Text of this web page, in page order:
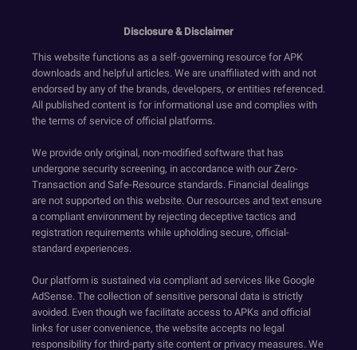
Disclosure & Disclaimer
This website functions as a self-governing resource for APK
downloads and helpful articles. We are unaffiliated with and not
endorsed by any of the brands, developers, or entities referenced.
All published content is for informational use and complies with
the terms of service of official platforms.
We provide only original, non-modified software that has
undergone security screening, in accordance with our Zero-
Transaction and Safe-Resource standards. Financial dealings
are not supported on this website. Our resources and text ensure
a compliant environment by rejecting deceptive tactics and
registration requirements while upholding secure, official-
standard experiences.
Our platform is sustained via compliant ad services like Google
AdSense. The collection of sensitive personal data is strictly
avoided. Even though we facilitate access to APKs and official
links for user convenience, the website accepts no legal
responsibility for third-party site content or privacy measures. We